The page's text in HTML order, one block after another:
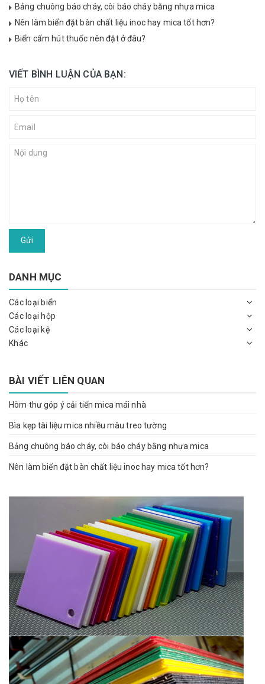
Bảng chuông báo cháy, còi báo cháy bằng nhựa mica
Nên làm biển đặt bàn chất liệu inoc hay mica tốt hơn?
Biển cấm hút thuốc nên đặt ở đâu?
VIẾT BÌNH LUẬN CỦA BẠN:
Gửi
DANH MỤC
Các loại biển
Các loại hộp
Các loại kệ
Khác
BÀI VIẾT LIÊN QUAN
Hòm thư góp ý cải tiến mica mái nhà
Bìa kẹp tài liệu mica nhiều màu treo tường
Bảng chuông báo cháy, còi báo cháy bằng nhựa mica
Nên làm biển đặt bàn chất liệu inoc hay mica tốt hơn?